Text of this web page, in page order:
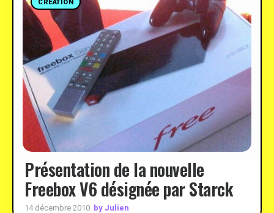
CRÉATION
Présentation de la nouvelle
Freebox V6 désignée par Starck
14 décembre 2010 by Julien